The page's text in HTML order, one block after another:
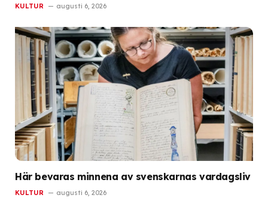
KULTUR augusti 6, 2026
Här bevaras minnena av svenskarnas vardagsliv
KULTUR augusti 6, 2026